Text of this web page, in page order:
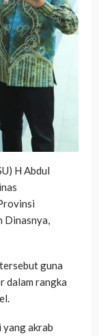
H Abdul
Dinasnya,
guna
dalam rangka
akrab